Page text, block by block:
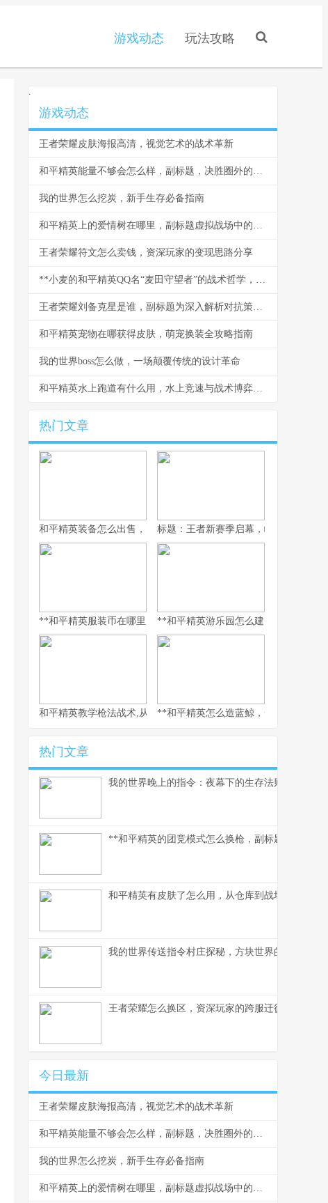
游戏动态 玩法攻略
.
游戏动态
王者荣耀皮肤海报高清，视觉艺术的战术革新
和平精英能量不够会怎么样，副标题，决胜圈外的生存危机
我的世界怎么挖炭，新手生存必备指南
和平精英上的爱情树在哪里，副标题虚拟战场中的情感坐标
王者荣耀符文怎么卖钱，资深玩家的变现思路分享
**小麦的和平精英QQ名“麦田守望者”的战术哲学，副标题从虚拟ID窥见玩家的精神世界**
王者荣耀刘备克星是谁，副标题为深入解析对抗策略与英雄选择
和平精英宠物在哪获得皮肤，萌宠换装全攻略指南
我的世界boss怎么做，一场颠覆传统的设计革命
和平精英水上跑道有什么用，水上竞速与战术博弈新维度
热门文章
和平精英装备怎么出售，资深玩家的交易谋略副标题，虚拟战场的
标题：王者新赛季启幕，峡谷变革与玩
**和平精英服装币在哪里用，老兵的时尚购物指南，副标题，揭秘
**和平精英游乐园怎么建：从虚拟战场
和平精英教学枪法战术,从新手到战神的心路历程
**和平精英怎么造蓝鲸，一场虚拟海洋
热门文章
我的世界晚上的指令：夜幕下的生存法则
**和平精英的团竞模式怎么换枪，副标题为短兵相
和平精英有皮肤了怎么用，从仓库到战场的战术美
我的世界传送指令村庄探秘，方块世界的瞬间移
王者荣耀怎么换区，资深玩家的跨服迁徙指南，副
今日最新
王者荣耀皮肤海报高清，视觉艺术的战术革新
和平精英能量不够会怎么样，副标题，决胜圈外的生存危机
我的世界怎么挖炭，新手生存必备指南
和平精英上的爱情树在哪里，副标题虚拟战场中的情感坐标